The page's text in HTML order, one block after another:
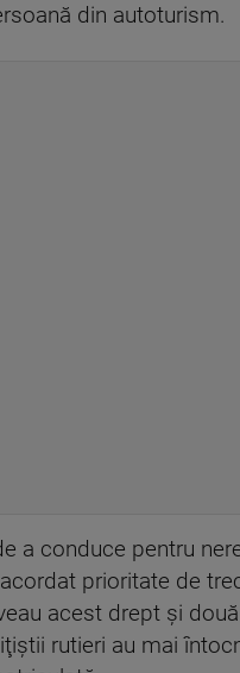
din autoturism.
a conduce pentru
prioritate de
acest drept şi
rutieri au mai